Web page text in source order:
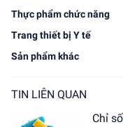
Thực phẩm chức năng
Trang thiết bị Y tế
Sản phẩm khác
TIN LIÊN QUAN
Chỉ